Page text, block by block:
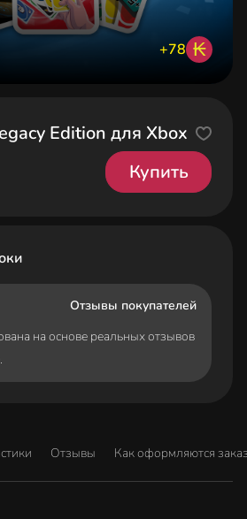
+78 ₭
Edition для Xbox
Купить
Отзывы покупателей
на основе реальных отзывов
Отзывы Как оформляются